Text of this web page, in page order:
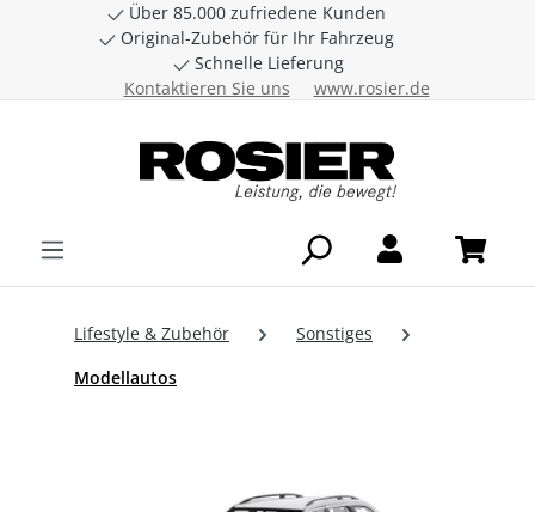
Zum Hauptinhalt springen
Über 85.000 zufriedene Kunden
Original-Zubehör für Ihr Fahrzeug
Schnelle Lieferung
Kontaktieren Sie uns
www.rosier.de
Lifestyle & Zubehör
Sonstiges
Modellautos